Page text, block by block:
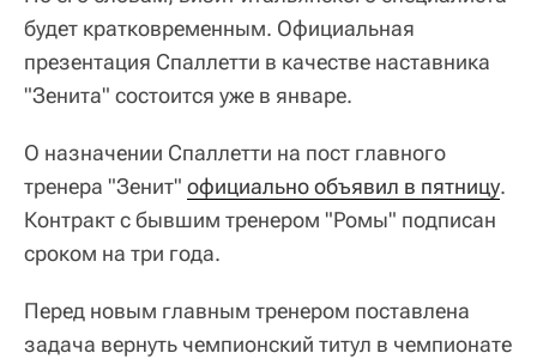
будет кратковременным. Официальная
презентация Спаллетти в качестве наставника
"Зенита" состоится уже в январе.
О назначении Спаллетти на пост главного
тренера "Зенит" официально объявил в пятницу.
Контракт с бывшим тренером "Ромы" подписан
сроком на три года.
Перед новым главным тренером поставлена
задача вернуть чемпионский титул в чемпионате